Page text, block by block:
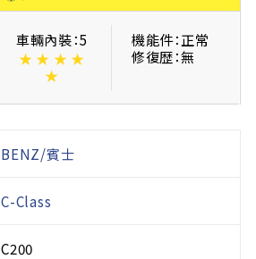
車輛內裝：5
★ ★ ★ ★
★
機能件：正常
修復歴：無
BENZ/賓士
C-Class
C200